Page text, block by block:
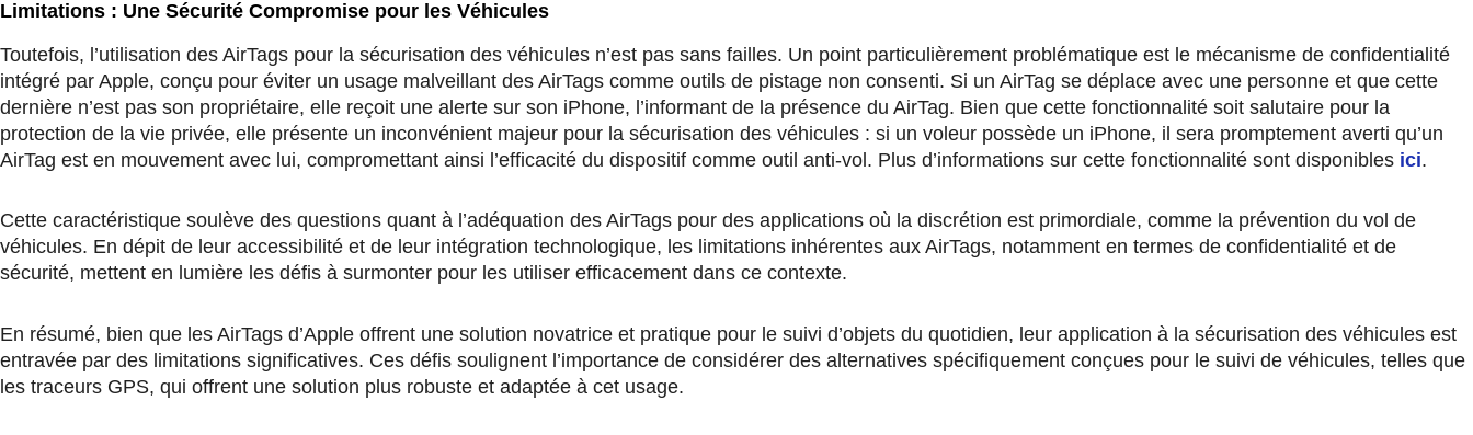
Limitations : Une Sécurité Compromise pour les Véhicules
Toutefois, l’utilisation des AirTags pour la sécurisation des véhicules n’est pas sans failles. Un point particulièrement problématique est le mécanisme de confidentialité
intégré par Apple, conçu pour éviter un usage malveillant des AirTags comme outils de pistage non consenti. Si un AirTag se déplace avec une personne et que cette
dernière n’est pas son propriétaire, elle reçoit une alerte sur son iPhone, l’informant de la présence du AirTag. Bien que cette fonctionnalité soit salutaire pour la
protection de la vie privée, elle présente un inconvénient majeur pour la sécurisation des véhicules : si un voleur possède un iPhone, il sera promptement averti qu’un
AirTag est en mouvement avec lui, compromettant ainsi l’efficacité du dispositif comme outil anti-vol. Plus d’informations sur cette fonctionnalité sont disponibles ici.
Cette caractéristique soulève des questions quant à l’adéquation des AirTags pour des applications où la discrétion est primordiale, comme la prévention du vol de
véhicules. En dépit de leur accessibilité et de leur intégration technologique, les limitations inhérentes aux AirTags, notamment en termes de confidentialité et de
sécurité, mettent en lumière les défis à surmonter pour les utiliser efficacement dans ce contexte.
En résumé, bien que les AirTags d’Apple offrent une solution novatrice et pratique pour le suivi d’objets du quotidien, leur application à la sécurisation des véhicules est
entravée par des limitations significatives. Ces défis soulignent l’importance de considérer des alternatives spécifiquement conçues pour le suivi de véhicules, telles que
les traceurs GPS, qui offrent une solution plus robuste et adaptée à cet usage.